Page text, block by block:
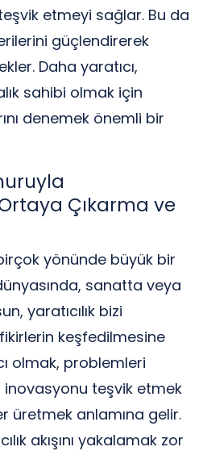
etmeyi sağlar. Bu da
güçlendirerek
Daha yaratıcı,
sahibi olmak için
denemek önemli bir
Ortaya Çıkarma ve
birçok yönünde büyük bir
sanatta veya
yaratıcılık bizi
fikirlerin keşfedilmesine
olmak, problemleri
teşvik etmek
üretmek anlamına gelir.
akışını yakalamak zor